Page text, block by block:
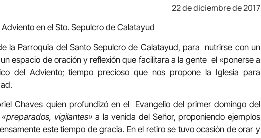
22 de diciembre de 2017
Adviento en el Sto. Sepulcro de Calatayud
la Parroquia del Santo Sepulcro de Calatayud, para nutrirse con un
espacio de oración y reflexión que facilitara a la gente el «ponerse a
del Adviento; tiempo precioso que nos propone la Iglesia para
Chaves quien profundizó en el Evangelio del primer domingo del
«preparados, vigilantes» a la venida del Señor, proponiendo ejemplos
este tiempo de gracia. En el retiro se tuvo ocasión de orar y